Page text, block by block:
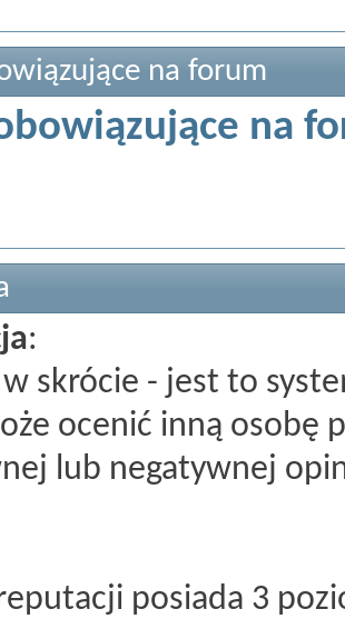
na forum
na
:
skrócie - jest to
ocenić inną osobę
lub negatywnej
posiada 3